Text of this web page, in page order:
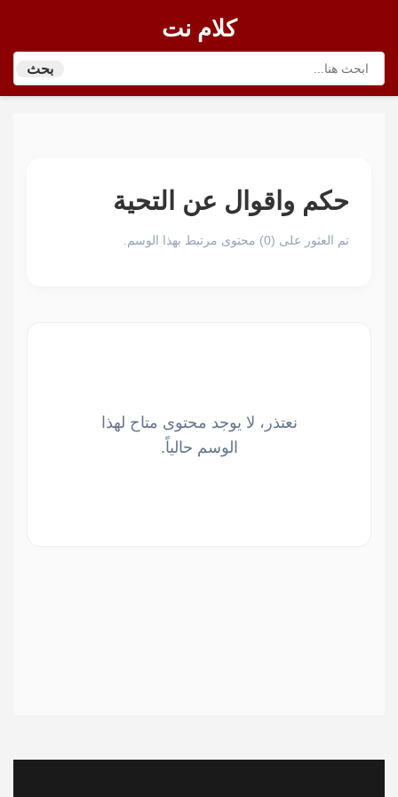
كلام نت
بحث
حكم واقوال عن التحية
تم العثور على (0) محتوى مرتبط بهذا الوسم.
نعتذر، لا يوجد محتوى متاح لهذا
الوسم حالياً.